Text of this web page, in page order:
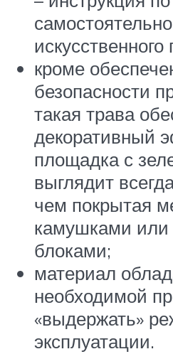
искусственного
кроме
безопасности
такая трава
декоративный
площадка с
выглядит
чем покрытая
камушками
блоками;
материал
необходимой
«выдержать»
эксплуатации.